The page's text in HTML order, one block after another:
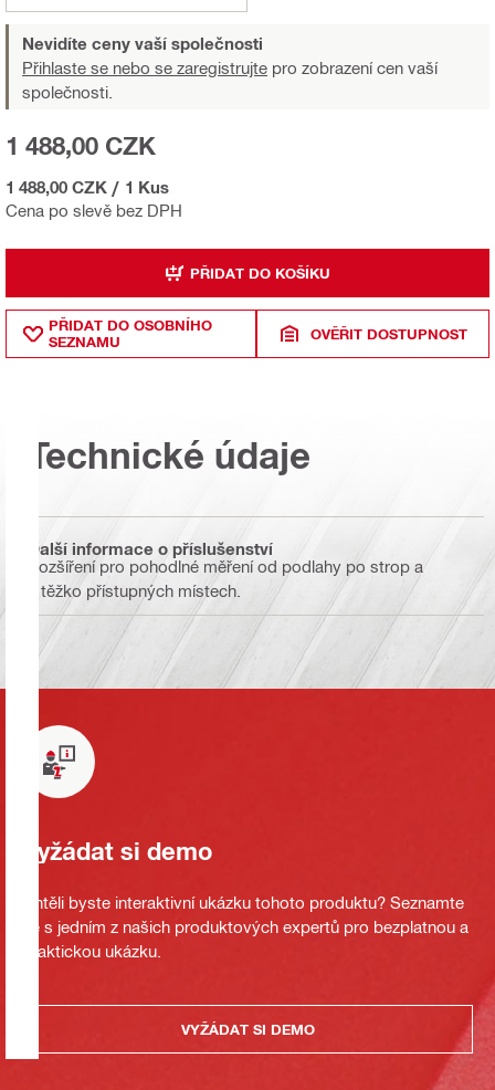
Nevidíte ceny vaší společnosti
Přihlaste se nebo se zaregistrujte pro zobrazení cen vaší
společnosti.
Cena po slevě bez DPH
1 488,00 CZK
1 488,00 CZK / 1 Kus
PŘIDAT DO KOŠÍKU
PŘIDAT DO OSOBNÍHO
SEZNAMU
OVĚŘIT DOSTUPNOST
Technické údaje
Další informace o příslušenství
Rozšíření pro pohodlné měření od podlahy po strop a
v těžko přístupných místech.
Vyžádat si demo
Chtěli byste interaktivní ukázku tohoto produktu? Seznamte
se s jedním z našich produktových expertů pro bezplatnou a
praktickou ukázku.
VYŽÁDAT SI DEMO